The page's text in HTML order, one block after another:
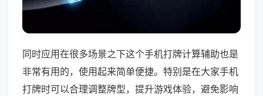
同时应用在很多场景之下这个手机打牌计算辅助也是
非常有用的，使用起来简单便捷。特别是在大家手机
打牌时可以合理调整牌型，提升游戏体验，避免影响